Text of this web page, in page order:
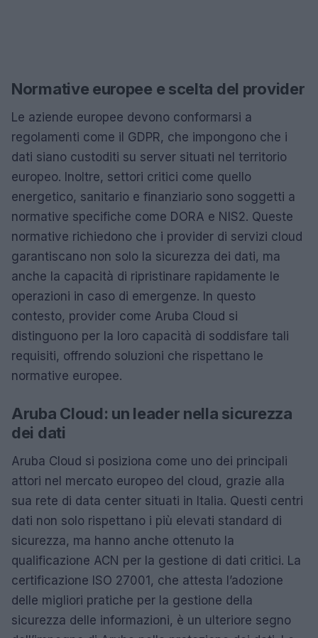
Normative europee e scelta del provider
Le aziende europee devono conformarsi a
regolamenti come il GDPR, che impongono che i
dati siano custoditi su server situati nel territorio
europeo. Inoltre, settori critici come quello
energetico, sanitario e finanziario sono soggetti a
normative specifiche come DORA e NIS2. Queste
normative richiedono che i provider di servizi cloud
garantiscano non solo la sicurezza dei dati, ma
anche la capacità di ripristinare rapidamente le
operazioni in caso di emergenze. In questo
contesto, provider come Aruba Cloud si
distinguono per la loro capacità di soddisfare tali
requisiti, offrendo soluzioni che rispettano le
normative europee.
Aruba Cloud: un leader nella sicurezza
dei dati
Aruba Cloud si posiziona come uno dei principali
attori nel mercato europeo del cloud, grazie alla
sua rete di data center situati in Italia. Questi centri
dati non solo rispettano i più elevati standard di
sicurezza, ma hanno anche ottenuto la
qualificazione ACN per la gestione di dati critici. La
certificazione ISO 27001, che attesta l’adozione
delle migliori pratiche per la gestione della
sicurezza delle informazioni, è un ulteriore segno